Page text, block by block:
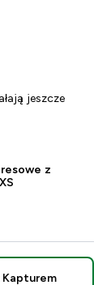
jeszcze
z
Kapturem